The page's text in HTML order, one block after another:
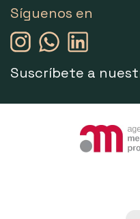
Síguenos en
Suscríbete a